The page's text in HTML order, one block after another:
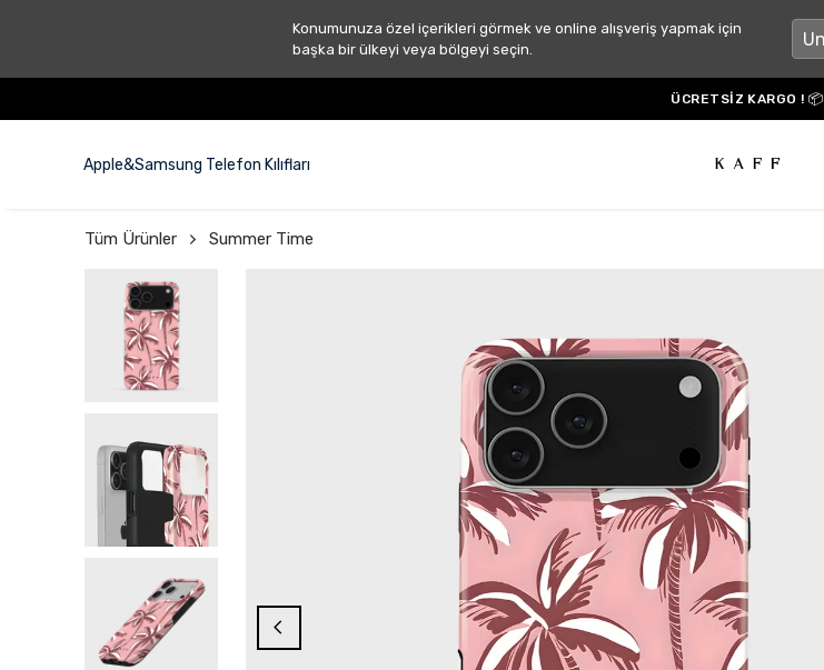
Konumunuza özel içerikleri görmek ve online alışveriş yapmak için
başka bir ülkeyi veya bölgeyi seçin.
ÜCRETSİZ KARGO ! 📦
Apple&Samsung Telefon Kılıfları
Tüm Ürünler Summer Time